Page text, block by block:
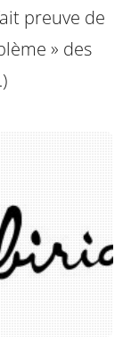
preuve de
» des